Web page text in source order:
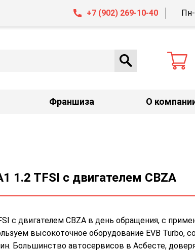
Франшиза О
+7 (902) 269-10-40
1.2 TFSI с двигателем CBZA
с двигателем CBZA в день обращения, с
высокоточное оборудование EVB Turbo,
Большинство автосервисов в Асбесте,